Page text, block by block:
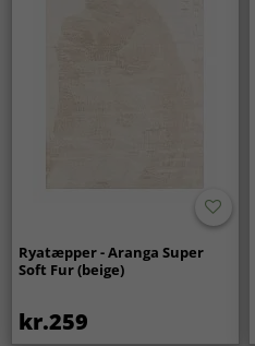
Ryatæpper - Aranga Super
Soft Fur (beige)
kr.259